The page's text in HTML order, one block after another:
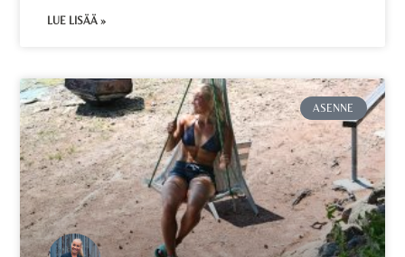
LUE LISÄÄ »
ASENNE